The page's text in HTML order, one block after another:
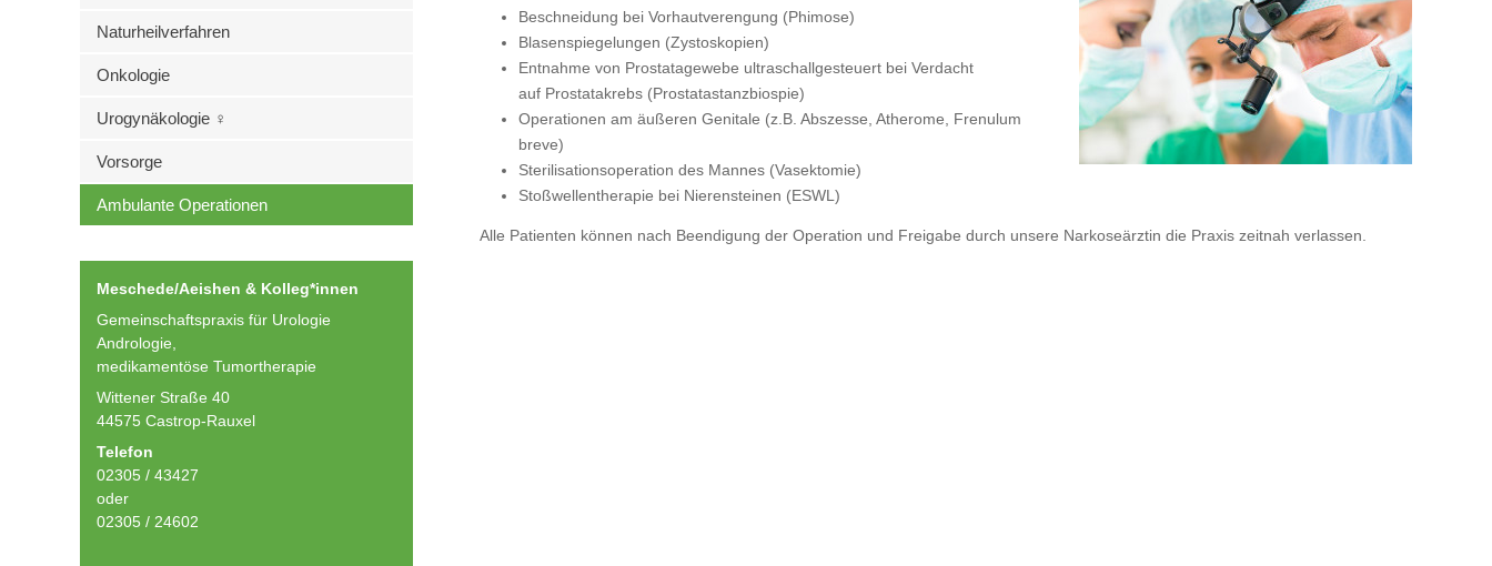
Naturheilverfahren
Onkologie
Urogynäkologie ♀
Vorsorge
Ambulante Operationen
Meschede/Aeishen & Kolleg*innen
Gemeinschaftspraxis für Urologie
Andrologie,
medikamentöse Tumortherapie
Wittener Straße 40
44575 Castrop-Rauxel
Telefon
02305 / 43427
oder
02305 / 24602
Beschneidung bei Vorhautverengung (Phimose)
Blasenspiegelungen (Zystoskopien)
Entnahme von Prostatagewebe ultraschallgesteuert bei Verdacht
auf Prostatakrebs (Prostatastanzbiospie)
Operationen am äußeren Genitale (z.B. Abszesse, Atherome, Frenulum
breve)
Sterilisationsoperation des Mannes (Vasektomie)
Stoßwellentherapie bei Nierensteinen (ESWL)
Alle Patienten können nach Beendigung der Operation und Freigabe durch unsere Narkoseärztin die Praxis zeitnah verlassen.